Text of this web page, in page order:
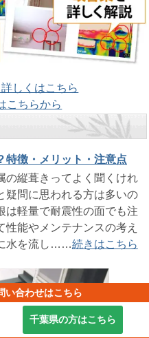
しくはこちら
こちらから
特徴・メリット・注意点
の縦葺きってよく聞くけれ
疑問に思われる方は多いの
は軽量で耐震性の面でも注
性能やメンテナンスの考え
水を流し……続きはこちら
い合わせはこちら
千葉県の方はこちら